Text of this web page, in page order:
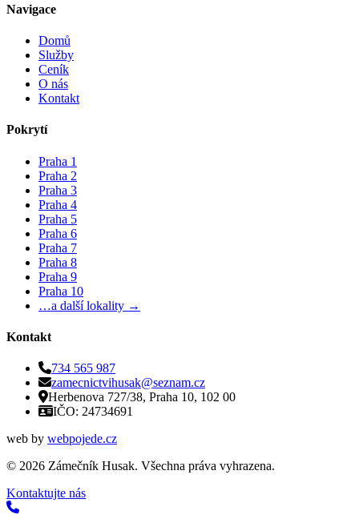
Navigace
Domů
Služby
Ceník
O nás
Kontakt
Pokrytí
Praha 1
Praha 2
Praha 3
Praha 4
Praha 5
Praha 6
Praha 7
Praha 8
Praha 9
Praha 10
…a další lokality →
Kontakt
734 565 987
zamecnictvihusak@seznam.cz
Herbenova 727/38, Praha 10, 102 00
IČO: 24734691
web by webpojede.cz
© 2026 Zámečník Husak. Všechna práva vyhrazena.
Kontaktujte nás